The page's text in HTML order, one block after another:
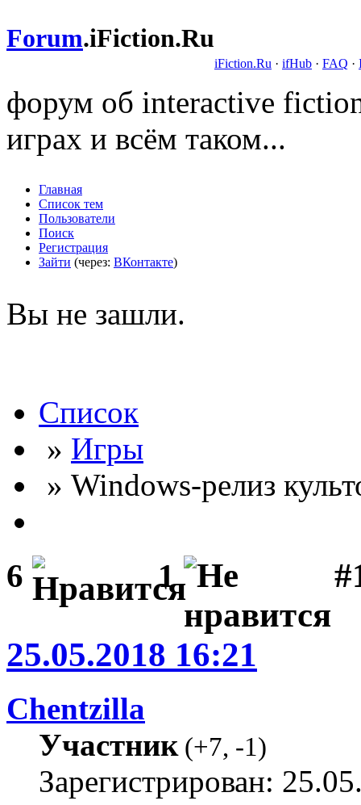
Forum.iFiction.Ru
iFiction.Ru · ifHub · FAQ ·
форум об interactive
играх и всём таком...
Главная
Список тем
Пользователи
Поиск
Регистрация
Зайти (через: ВКонтакте)
Вы не зашли.
Список
» Игры
» Windows-релиз
6 1
25.05.2018 16:21
Chentzilla
Участник(+7, -1)
Зарегистрирован: